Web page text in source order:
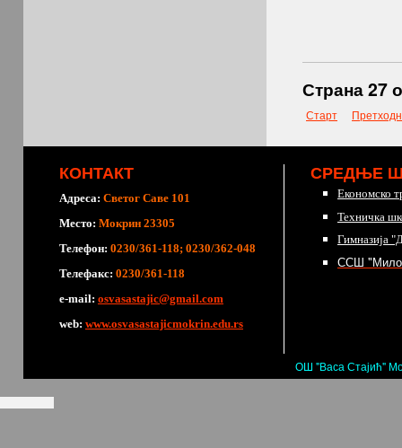
Страна 27
Старт
КОНТАКТ
Адреса: Светог Саве 101
Место: Мокрин 23305
Телефон: 0230/361-118; 0230/362-048
Телефакс: 0230/361-118
е-mail: osvasastajic@gmail.com
web: www.osvasastajicmokrin.edu.rs
СРЕДЊЕ
Економско
Техничка
Гимназија
ССШ
ОШ "Васа Стајић"